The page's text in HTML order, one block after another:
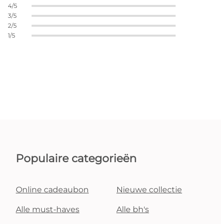
4/5
3/5
2/5
1/5
Populaire categorieën
Online cadeaubon Nieuwe collectie
Alle must-haves Alle bh's